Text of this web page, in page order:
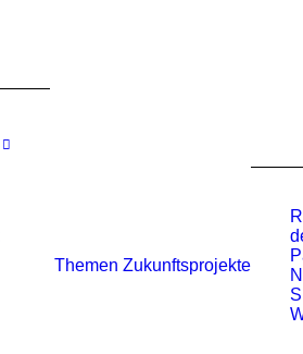
Themen Zukunftsprojekte